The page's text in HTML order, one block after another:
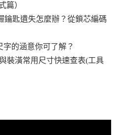
篇）
鑰匙遺失怎麼辦？從鎖芯編碼
的涵意你可了解？
裝潢常用尺寸快速查表(工具